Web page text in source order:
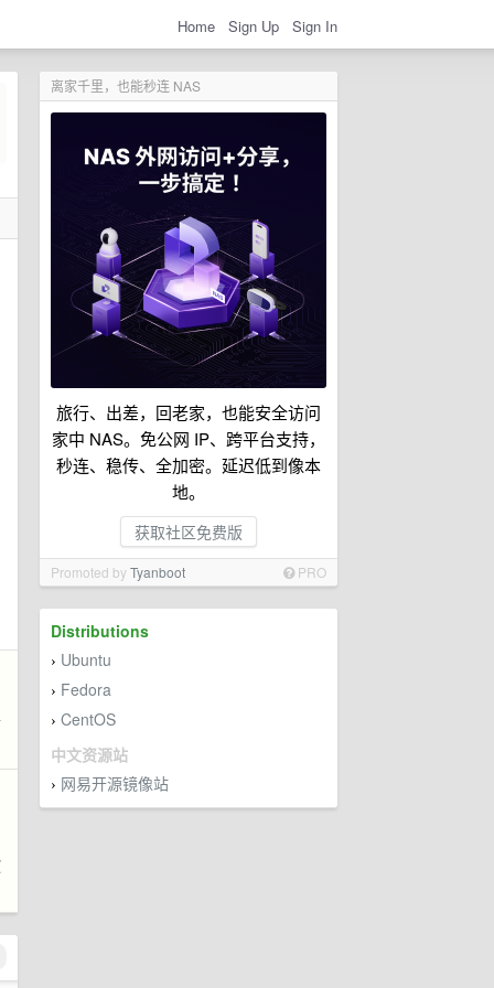
Home Sign Up Sign In
离家千里，也能秒连 NAS
旅行、出差，回老家，也能安全访问
家中 NAS。免公网 IP、跨平台支持，
秒连、稳传、全加密。延迟低到像本
地。
获取社区免费版
Promoted byTyanboot PRO
Distributions
› Ubuntu
› Fedora
› CentOS
中文资源站
› 网易开源镜像站